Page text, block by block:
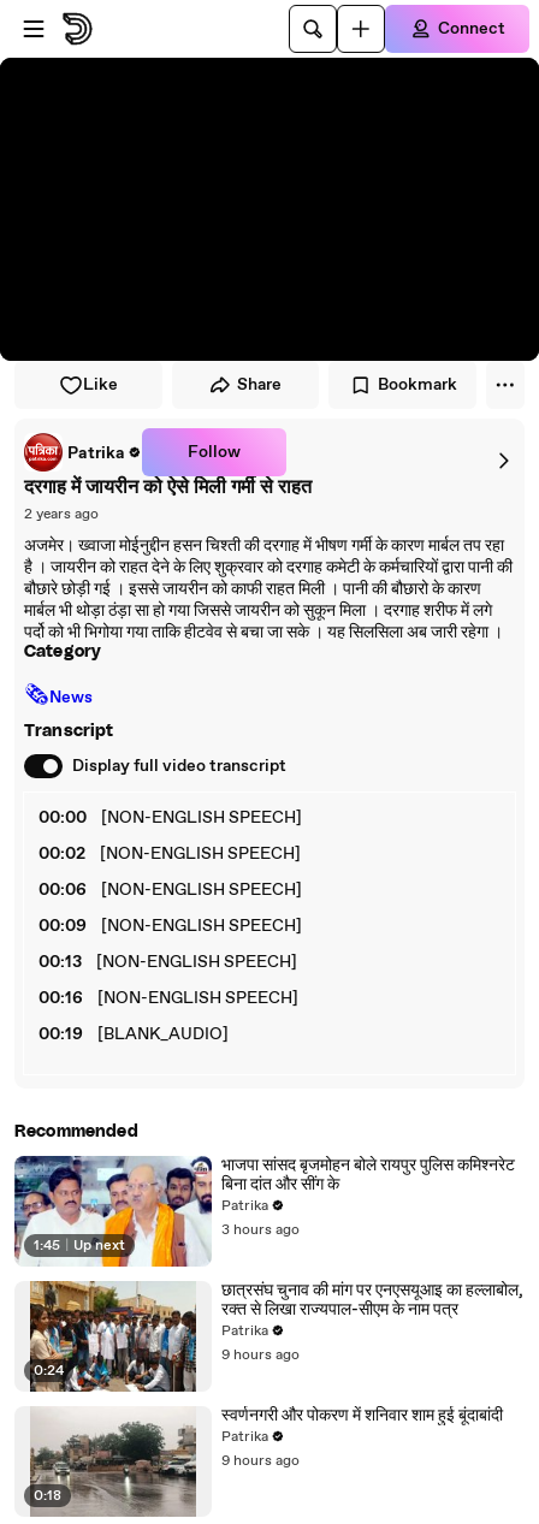
Skip to player
Skip to main content
Connect
Like Share Bookmark
Patrika Follow
दरगाह में जायरीन को ऐसे मिली गर्मी से राहत
2 years ago
अजमेर। ख्वाजा मोईनुद्दीन हसन चिश्ती की दरगाह में भीषण गर्मी के कारण मार्बल तप रहा
है । जायरीन को राहत देने के लिए शुक्रवार को दरगाह कमेटी के कर्मचारियों द्वारा पानी की
बौछारे छोड़ी गई । इससे जायरीन को काफी राहत मिली । पानी की बौछारो के कारण
मार्बल भी थोड़ा ठंड़ा सा हो गया जिससे जायरीन को सुकून मिला । दरगाह शरीफ में लगे
पर्दो को भी भिगोया गया ताकि हीटवेव से बचा जा सके । यह सिलसिला अब जारी रहेगा ।
Category
🗞News
Transcript
Display full video transcript
00:00
[NON-ENGLISH SPEECH]
00:02
[NON-ENGLISH SPEECH]
00:06
[NON-ENGLISH SPEECH]
00:09
[NON-ENGLISH SPEECH]
00:13
[NON-ENGLISH SPEECH]
00:16
[NON-ENGLISH SPEECH]
00:19
[BLANK_AUDIO]
Recommended
1:45 Up next
भाजपा सांसद बृजमोहन बोले रायपुर पुलिस कमिश्नरेट
बिना दांत और सींग के
Patrika
3 hours ago
0:24
छात्रसंघ चुनाव की मांग पर एनएसयूआइ का हल्लाबोल,
रक्त से लिखा राज्यपाल-सीएम के नाम पत्र
Patrika
9 hours ago
0:18
स्वर्णनगरी और पोकरण में शनिवार शाम हुई बूंदाबांदी
Patrika
9 hours ago